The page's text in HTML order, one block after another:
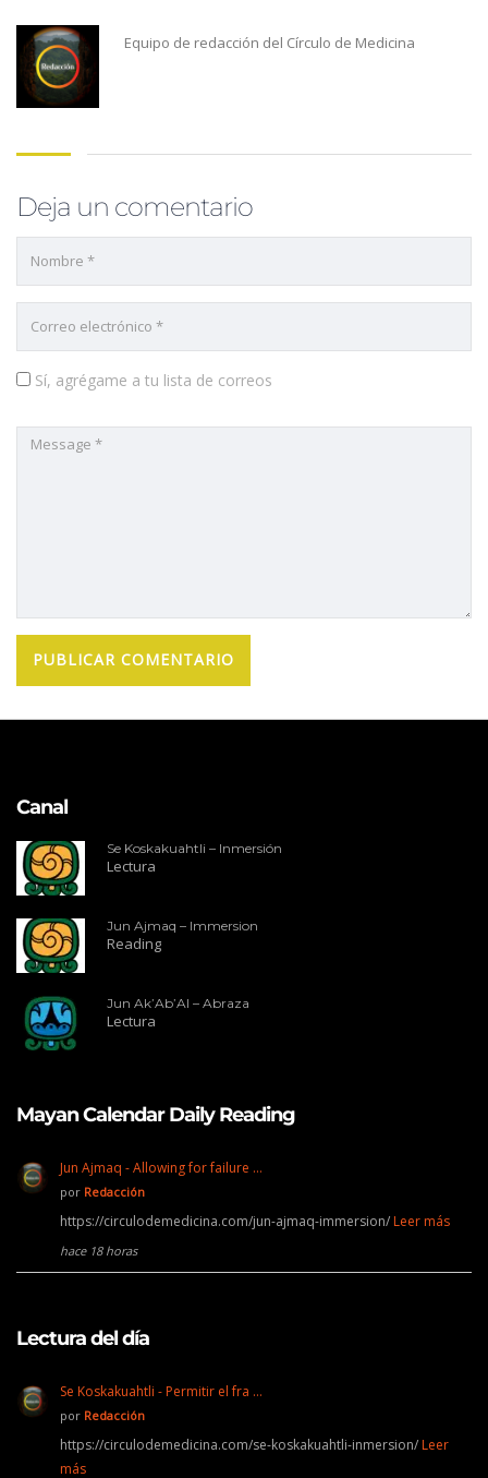
Equipo de redacción del Círculo de Medicina
Deja un comentario
Sí, agrégame a tu lista de correos
Canal
Se Koskakuahtli – Inmersión
Lectura
Jun Ajmaq – Immersion
Reading
Jun Ak’Ab’Al – Abraza
Lectura
Mayan Calendar Daily Reading
Jun Ajmaq - Allowing for failure …
por Redacción
https://circulodemedicina.com/jun-ajmaq-immersion/ Leer más
hace 18 horas
Lectura del día
Se Koskakuahtli - Permitir el fra …
por Redacción
https://circulodemedicina.com/se-koskakuahtli-inmersion/ Leer
más